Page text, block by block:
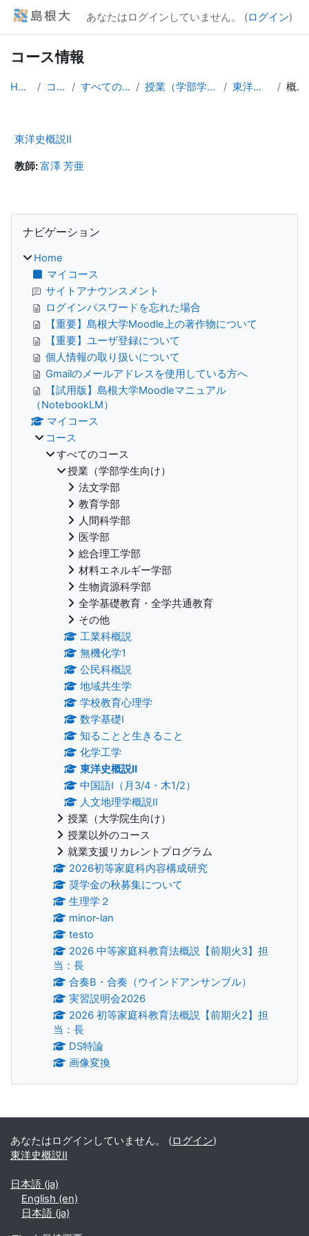
メインコンテンツへスキップする
あなたはログインしていません。 (ログイン)
コース情報
Home コース すべてのコース 授業（学部学生向け） 東洋史概説Ⅱ 概要
東洋史概説Ⅱ
教師:富澤 芳亜
ブロック
ナビゲーション
Home
マイコース
サイトアナウンスメント
ログインパスワードを忘れた場合
【重要】島根大学Moodle上の著作物について
【重要】ユーザ登録について
個人情報の取り扱いについて
Gmailのメールアドレスを使用している方へ
【試用版】島根大学Moodleマニュアル
（NotebookLM）
マイコース
コース
すべてのコース
授業（学部学生向け）
法文学部
教育学部
人間科学部
医学部
総合理工学部
材料エネルギー学部
生物資源科学部
全学基礎教育・全学共通教育
その他
工業科概説
無機化学1
公民科概説
地域共生学
学校教育心理学
数学基礎Ⅰ
知ることと生きること
化学工学
東洋史概説Ⅱ
中国語Ⅰ（月3/4・木1/2）
人文地理学概説Ⅱ
授業（大学院生向け）
授業以外のコース
就業支援リカレントプログラム
2026初等家庭科内容構成研究
奨学金の秋募集について
生理学２
minor-lan
testo
2026 中等家庭科教育法概説【前期火3】担
当：長
合奏B・合奏（ウインドアンサンブル）
実習説明会2026
2026 初等家庭科教育法概説【前期火2】担
当：長
DS特論
画像変換
補助ブロック
あなたはログインしていません。 (ログイン)
東洋史概説Ⅱ
日本語 ‎(ja)‎
English ‎(en)‎
日本語 ‎(ja)‎